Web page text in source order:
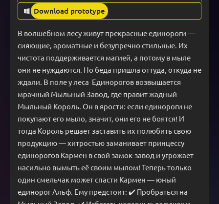
Download prototype
В волшебном лесу живут прекрасные единороги —
сияющие, ароматные и безупречно стильные. Их
чистота поддерживается магией, а потому в мыле
они не нуждаются. Но беда пришла оттуда, откуда не
ждали. В поле у леса  Единорогов возвышается
мрачный Мыльный Завод, где правит жадный
Мыльный Король. Он в ярости: если единороги не
покупают его мыло, значит, они его не боятся! И
тогда Король решает заставить их полюбить свою
продукцию — хитростью заманивает принцессу
единорогов Кармен в свой замок-завод и угрожает
насильно вымыть её своим мылом! Теперь только
один смельчак может спасти Кармен — юный
единорог Альф. Ему предстоит: ✔️ Пробраться на